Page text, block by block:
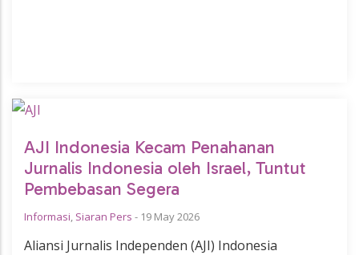
AJI Indonesia Kecam Penahanan
Jurnalis Indonesia oleh Israel, Tuntut
Pembebasan Segera
Informasi, Siaran Pers - 19 May 2026
Aliansi Jurnalis Independen (AJI) Indonesia